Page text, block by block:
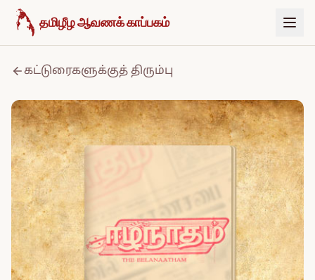
உள்ளடக்கத்திற்குச் செல்க
தமிழீழ ஆவணக் காப்பகம்
கட்டுரைகளுக்குத் திரும்பு